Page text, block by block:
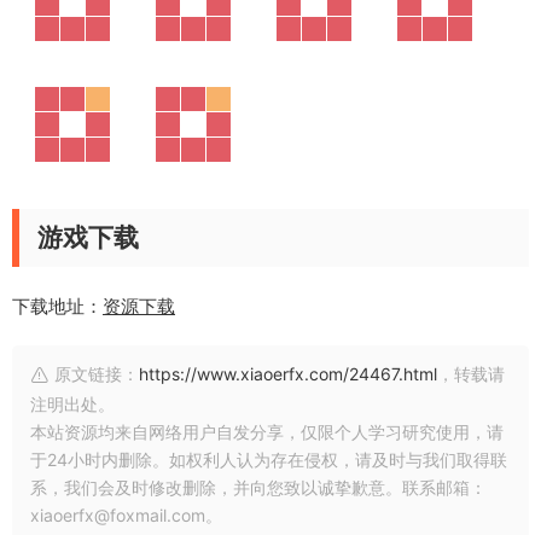
游戏下载
下载地址： 资源下载
原文链接： https://www.xiaoerfx.com/24467.html ，转载请
注明出处。
本站资源均来自网络用户自发分享，仅限个人学习研究使用，请
于24小时内删除。如权利人认为存在侵权，请及时与我们取得联
系，我们会及时修改删除，并向您致以诚挚歉意。联系邮箱：
xiaoerfx@foxmail.com。